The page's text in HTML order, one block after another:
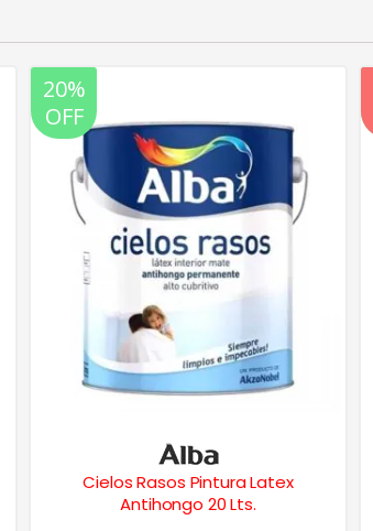
20%
OFF
Cielos Rasos Pintura Latex
Antihongo 20 Lts.